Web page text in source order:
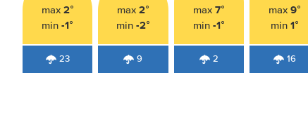
max 2°
min-1°
23
max 2°
min -2°
9
max 7°
min -1°
2
max 9°
min 1°
16